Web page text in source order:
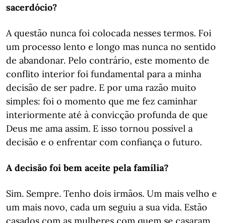
sacerdócio?
A questão nunca foi colocada nesses termos. Foi
um processo lento e longo mas nunca no sentido
de abandonar. Pelo contrário, este momento de
conflito interior foi fundamental para a minha
decisão de ser padre. E por uma razão muito
simples: foi o momento que me fez caminhar
interiormente até à convicção profunda de que
Deus me ama assim. E isso tornou possível a
decisão e o enfrentar com confiança o futuro.
A decisão foi bem aceite pela família?
Sim. Sempre. Tenho dois irmãos. Um mais velho e
um mais novo, cada um seguiu a sua vida. Estão